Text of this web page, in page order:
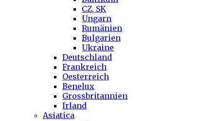
CZ, SK
Ungarn
Rumänien
Bulgarien
Ukraine
Deutschland
Frankreich
Oesterreich
Benelux
Grossbritannien
Irland
Asiatica